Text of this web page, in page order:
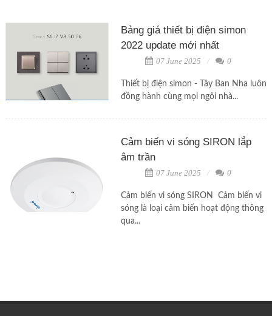
Bảng giá thiết bị điện simon
2022 update mới nhất
07 June 2025 0
Thiết bị điện simon - Tây Ban Nha luôn
đồng hành cùng mọi ngôi nhà...
Cảm biến vi sóng SIRON lắp
âm trần
07 June 2025 0
Cảm biến vi sóng SIRON Cảm biến vi
sóng là loại cảm biến hoạt động thông
qua...